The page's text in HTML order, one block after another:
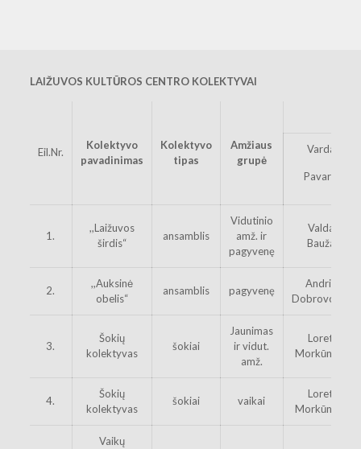
LAIŽUVOS KULTŪROS CENTRO KOLEKTYVAI
Eil.Nr.
Kolektyvo
pavadinimas
Kolektyvo
tipas
Amžiaus
grupė
Vardas
Pavardė
1.
,,Laižuvos
širdis“
ansamblis
Vidutinio
amž. ir
pagyvenę
Valdas
Baužas
2.
,,Auksinė
obelis“
ansamblis pagyvenę
Andrius
Dobrovolskis
3.
Šokių
kolektyvas
šokiai
Jaunimas
ir vidut.
amž.
Loreta
Morkūnienė
4.
Šokių
kolektyvas
šokiai vaikai
Loreta
Morkūnienė
Vaikų